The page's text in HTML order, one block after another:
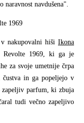
naravnost navdušena".
1969
nakupovalni hiši Ikona
Revolte 1969, ki ga je
za svoje umetnije črpa
in ga popeljejo v
zapeljiv parfum, ki zbuja
tudi večno zapeljivo